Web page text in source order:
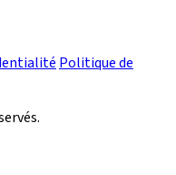
Politique de